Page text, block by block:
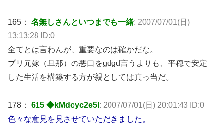
165： 名無しさんといつまでも一緒: 2007/07/01(日)
13:13:28 ID:0
全てとは言わんが、重要なのは確かだな。
プリ元嫁（旦那）の悪口をgdgd言うよりも、平穏で安定
した生活を構築する方が親としては真っ当だ。
178： 615 ◆kMdoyc2e5I : 2007/07/01(日) 20:01:43 ID:0
色々な意見を見させていただきました。